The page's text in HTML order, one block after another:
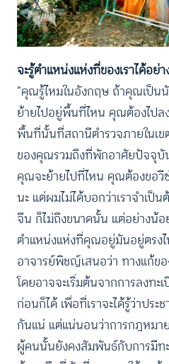
จะรู้ตำแหน่งแห่งที่ของเราได้อย่
“คุณรู้ไหมในอังกฤษ ถ้าคุณเป็น
ย้ายไปอยู่พื้นที่ไหน คุณต้องไปล
พื้นที่นั้นที่สถานีตำรวจภายในเ
ของคุณรวมถึงที่พักอาศัยปัจจุบั
คุณจะย้ายไปที่ไหน คุณต้องขอวี
นะ แต่ผมไม่ได้บอกว่าเราจำเป็
จีน ก็ไม่ถึงขนาดนั้น แต่อย่างน้อ
ตำแหน่งแห่งที่คุณอยู่มันอยู่ตรงไ
อาจารย์พิชญ์เสนอว่า ทางแก้ขอ
โดยอาจจะเริ่มต้นจากการลงทะ
ก่อนก็ได้ เพื่อที่เราจะได้รู้ว่าประ
กันแน่ แต่แน่นอนว่าการกฎหมา
ผู้คนนั้นยังคงสัมพันธ์กับการมีท